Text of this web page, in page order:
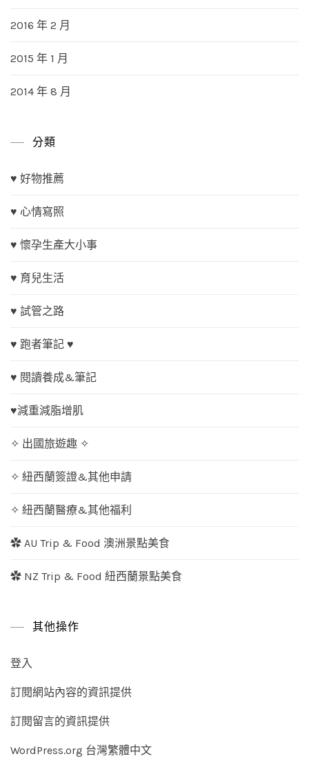
2016 年 2 月
2015 年 1 月
2014 年 8 月
分類
♥ 好物推薦
♥ 心情寫照
♥ 懷孕生產大小事
♥ 育兒生活
♥ 試管之路
♥ 跑者筆記 ♥
♥ 閱讀養成&筆記
♥減重減脂增肌
✧ 出國旅遊趣 ✧
✧ 紐西蘭簽證&其他申請
✧ 紐西蘭醫療&其他福利
✿ AU Trip & Food 澳洲景點美食
✿ NZ Trip & Food 紐西蘭景點美食
其他操作
登入
訂閱網站內容的資訊提供
訂閱留言的資訊提供
WordPress.org 台灣繁體中文